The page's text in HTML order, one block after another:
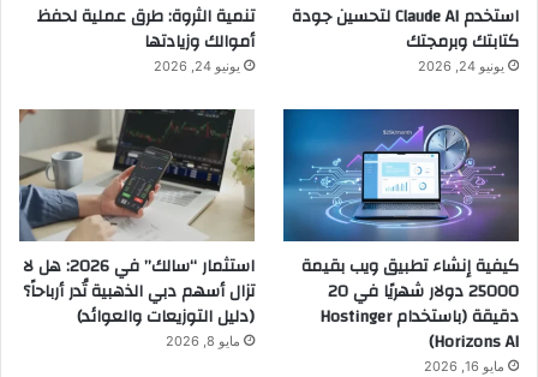
استخدم Claude AI لتحسين جودة
كتابتك وبرمجتك
يونيو 24, 2026
تنمية الثروة: طرق عملية لحفظ
أموالك وزيادتها
يونيو 24, 2026
كيفية إنشاء تطبيق ويب بقيمة
25000 دولار شهريًا في 20
دقيقة (باستخدام Hostinger
Horizons AI)
مايو 16, 2026
استثمار “سالك” في 2026: هل لا
تزال أسهم دبي الذهبية تُدر أرباحاً؟
(دليل التوزيعات والعوائد)
مايو 8, 2026